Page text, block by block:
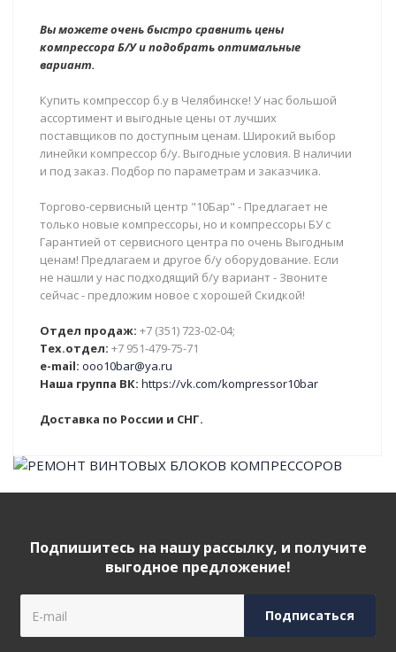
Вы можете очень быстро сравнить цены
компрессора Б/У и подобрать оптимальные
вариант.
Купить компрессор б.у в Челябинске! У нас большой
ассортимент и выгодные цены от лучших
поставщиков по доступным ценам. Широкий выбор
линейки компрессор б/у. Выгодные условия. В наличии
и под заказ. Подбор по параметрам и заказчика.
Торгово-сервисный центр "10Бар" - Предлагает не
только новые компрессоры, но и компрессоры БУ с
Гарантией от сервисного центра по очень Выгодным
ценам! Предлагаем и другое б/у оборудование. Если
не нашли у нас подходящий б/у вариант - Звоните
сейчас - предложим новое с хорошей Скидкой!
Отдел продаж: +7 (351) 723-02-04;
Тех.отдел: +7 951-479-75-71
e-mail: ooo10bar@ya.ru
Наша группа ВК: https://vk.com/kompressor10bar
Доставка по России и СНГ.
Подпишитесь на нашу рассылку, и получите
выгодное предложение!